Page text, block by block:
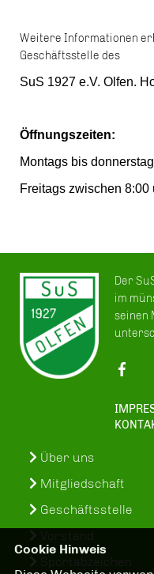
Weitere Informationen
Geschäftsstelle des
SuS 1927 e.V. Olfen.
Öffnungszeiten:
Montags bis
Freitags zwischen 8:00
Der
im
seinen
Über uns
Mitgliedschaft
Geschäftsstelle
Vorstand
Sportabzeichen
Cookie Hinweis